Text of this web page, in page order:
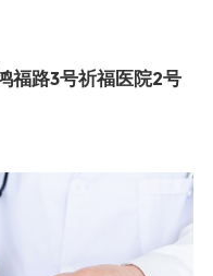
福路3号祈福医院2号